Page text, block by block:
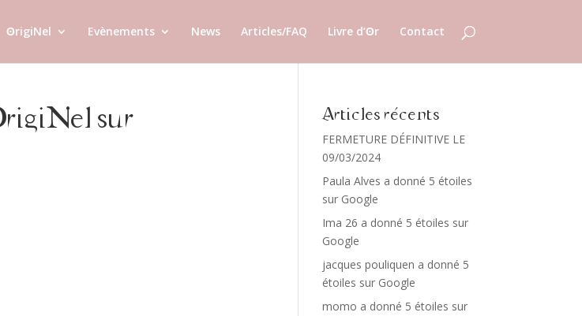
ʘrigiNel Evènements News Articles/FAQ Livre d’ʘr Contact
sur
Articles récents
FERMETURE DÉFINITIVE LE
09/03/2024
Paula Alves a donné 5 étoiles
sur Google
Ima 26 a donné 5 étoiles sur
Google
jacques pouliquen a donné 5
étoiles sur Google
momo a donné 5 étoiles sur